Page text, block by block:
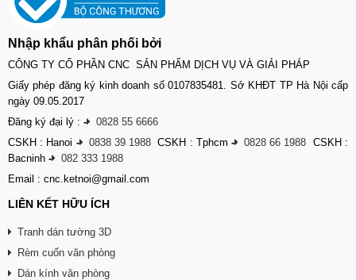
Nhập khẩu phân phối bởi
CÔNG TY CỔ PHẦN CNC SẢN PHẨM DỊCH VỤ VÀ GIẢI PHÁP
Giấy phép đăng ký kinh doanh số 0107835481. Sở KHĐT TP Hà Nội cấp
ngày 09.05.2017
Đăng ký đại lý : -
0828 55 6666
CSKH : Hanoi - 0838 39 1988 CSKH : Tphcm- 0828 66 1988 CSKH :
Bacninh -
082 333 1988
Email : cnc.ketnoi@gmail.com
LIÊN KẾT HỮU ÍCH
Tranh dán tường 3D
Rèm cuốn văn phòng
Dán kính văn phòng